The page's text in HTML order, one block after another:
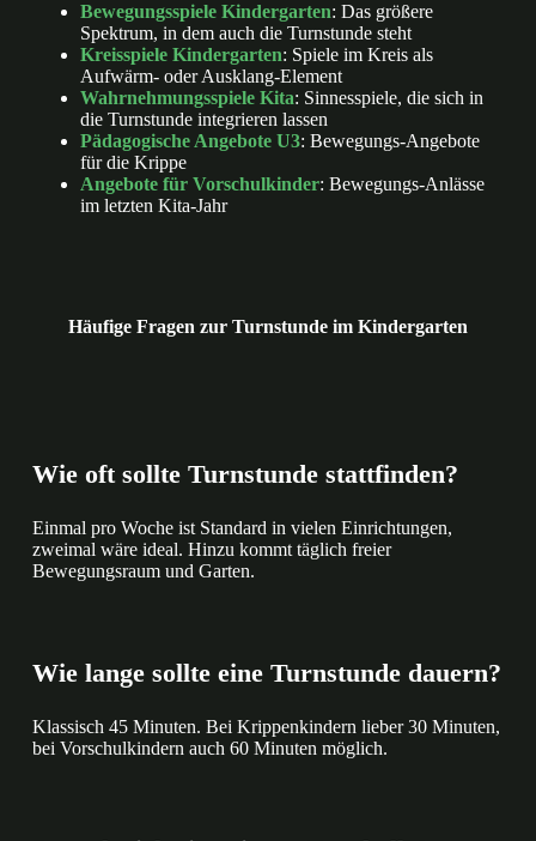
Bewegungsspiele Kindergarten: Das größere
Spektrum, in dem auch die Turnstunde steht
Kreisspiele Kindergarten: Spiele im Kreis als
Aufwärm- oder Ausklang-Element
Wahrnehmungsspiele Kita: Sinnesspiele, die sich in
die Turnstunde integrieren lassen
Pädagogische Angebote U3: Bewegungs-Angebote
für die Krippe
Angebote für Vorschulkinder: Bewegungs-Anlässe
im letzten Kita-Jahr
Häufige Fragen zur Turnstunde im Kindergarten
Wie oft sollte Turnstunde stattfinden?
Einmal pro Woche ist Standard in vielen Einrichtungen,
zweimal wäre ideal. Hinzu kommt täglich freier
Bewegungsraum und Garten.
Wie lange sollte eine Turnstunde dauern?
Klassisch 45 Minuten. Bei Krippenkindern lieber 30 Minuten,
bei Vorschulkindern auch 60 Minuten möglich.